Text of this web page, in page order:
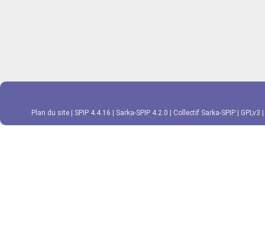
Plan du site SPIP 4.4.16 Sarka-SPIP 4.2.0 Collectif Sarka-SPIP GPLv3